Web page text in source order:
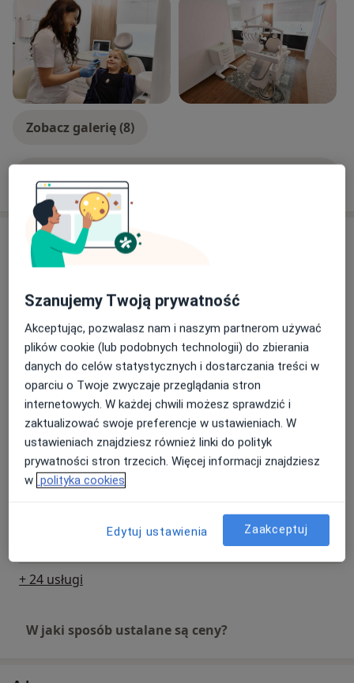
Zobacz galerię (8)
Usługi i ceny
Konsultacja stomatologiczna
Od 150 zł Szczegóły
Mosty
Od 6 000 zł Szczegóły
Wybielanie zębów
Od 900 zł Szczegóły
Usuwanie zębów
Od 350 zł Szczegóły
Szczegóły
+ 24 usługi
W jaki sposób ustalane są ceny?
Szanujemy Twoją prywatność
Akceptując, pozwalasz nam i naszym partnerom używać
plików cookie (lub podobnych technologii) do zbierania
danych do celów statystycznych i dostarczania treści w
oparciu o Twoje zwyczaje przeglądania stron
internetowych. W każdej chwili możesz sprawdzić i
zaktualizować swoje preferencje w ustawieniach. W
ustawieniach znajdziesz również linki do polityk
prywatności stron trzecich. Więcej informacji znajdziesz
w polityka cookies
Edytuj ustawienia Zaakceptuj